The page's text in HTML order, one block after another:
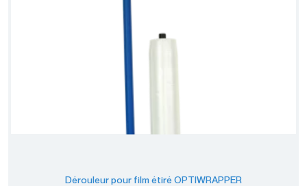
Dérouleur pour film étiré OPTIWRAPPER